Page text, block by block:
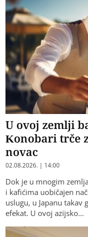
U ovoj zemlji
Konobari trče
novac
02.08.2026. | 14:00
Dok je u mnogim
i kafićima uobičajen
uslugu, u Japanu takav
efekat. U ovoj azijsko…